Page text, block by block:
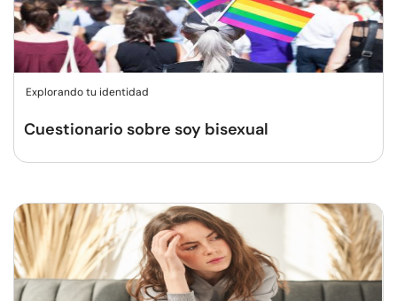
Explorando tu identidad
Cuestionario sobre soy bisexual